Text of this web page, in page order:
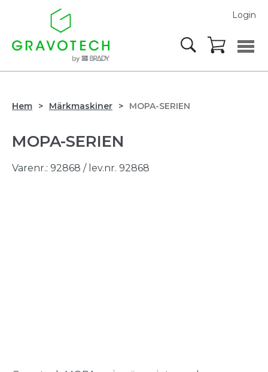
Login
Hem Märkmaskiner MOPA-SERIEN
MOPA-SERIEN
Varenr.: 92868 / lev.nr. 92868